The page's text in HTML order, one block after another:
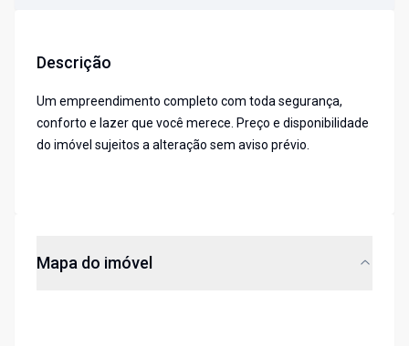
Descrição
Um empreendimento completo com toda segurança,
conforto e lazer que você merece. Preço e disponibilidade
do imóvel sujeitos a alteração sem aviso prévio.
Mapa do imóvel